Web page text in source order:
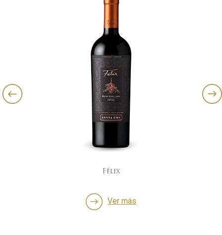
Félix
Ver más